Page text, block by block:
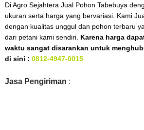
Di Agro Sejahtera Jual Pohon Tabebuya
ukuran serta harga yang bervariasi. Kami
dengan kualitas unggul dan pohon terbaru
dari petani kami sendiri. Karena harga
waktu sangat disarankan untuk
di sini : 0812-4947-0015
Jasa Pengiriman :